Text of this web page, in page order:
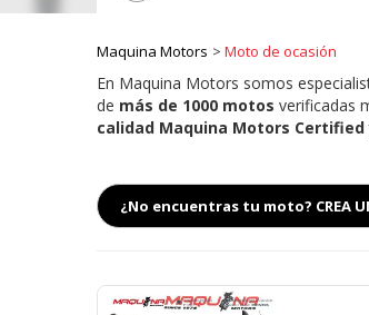
Maquina Motors Moto de ocasión
En Maquina Motors somos
de más de 1000 motos verificadas
calidad Maquina Motors
¿No encuentras tu moto? CREA